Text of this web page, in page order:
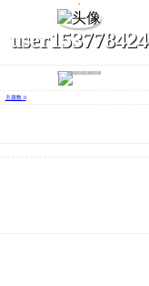
user153778424
发消息
主题数 0